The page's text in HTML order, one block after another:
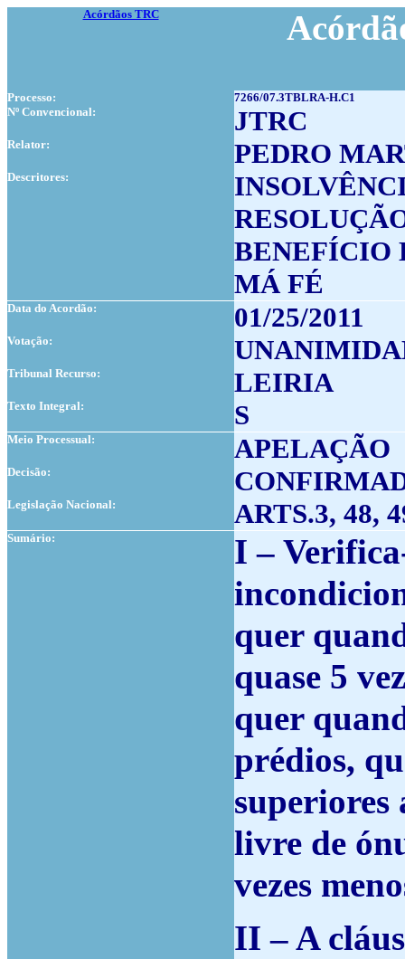
Acórdãos TRC
Processo:
7266/07.3TBLRA-H.C1
Nº Convencional:
JTRC
Relator: PEDRO
Descritores:
BENEFÍCIO
MÁ FÉ
Data do Acordão: 01/25/2011
Votação:
Tribunal Recurso: LEIRIA
Texto Integral: S
Meio Processual: APELAÇÃO
Decisão:
Legislação Nacional: ARTS.3, 48,
Sumário:
I –
quer
quase 5
quer
prédios,
superiores
livre de
vezes
II – A